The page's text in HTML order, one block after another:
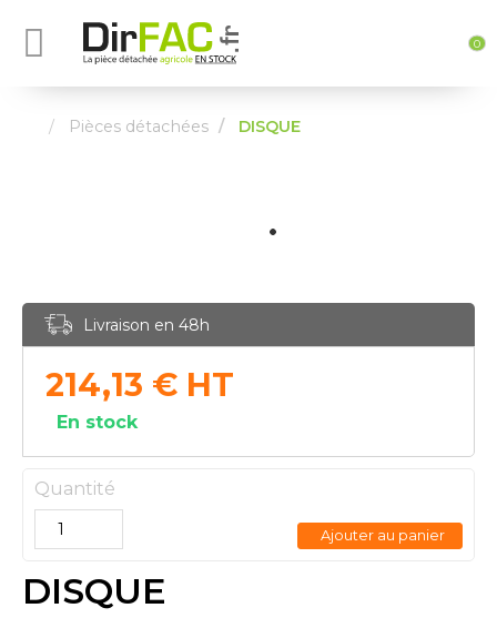
0
Pièces détachées DISQUE
DISQUE
Livraison en 48h
214,13 € HT
En stock
Quantité
Ajouter au panier